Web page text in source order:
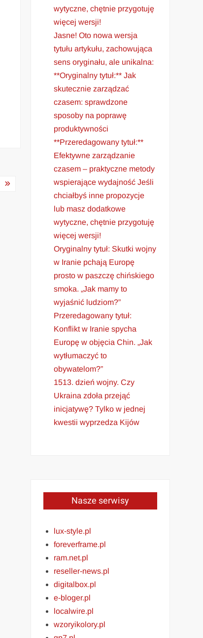
wytyczne, chętnie przygotuję
więcej wersji!
Jasne! Oto nowa wersja
tytułu artykułu, zachowująca
sens oryginału, ale unikalna:
**Oryginalny tytuł:** Jak
skutecznie zarządzać
czasem: sprawdzone
sposoby na poprawę
produktywności
**Przeredagowany tytuł:**
Efektywne zarządzanie
czasem – praktyczne metody
wspierające wydajność Jeśli
chciałbyś inne propozycje
lub masz dodatkowe
wytyczne, chętnie przygotuję
więcej wersji!
Oryginalny tytuł: Skutki wojny
w Iranie pchają Europę
prosto w paszczę chińskiego
smoka. „Jak mamy to
wyjaśnić ludziom?”
Przeredagowany tytuł:
Konflikt w Iranie spycha
Europę w objęcia Chin. „Jak
wytłumaczyć to
obywatelom?”
1513. dzień wojny. Czy
Ukraina zdoła przejąć
inicjatywę? Tylko w jednej
kwestii wyprzedza Kijów
Nasze serwisy
lux-style.pl
foreverframe.pl
ram.net.pl
reseller-news.pl
digitalbox.pl
e-bloger.pl
localwire.pl
wzoryikolory.pl